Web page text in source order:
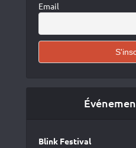
Email
Blink Festival